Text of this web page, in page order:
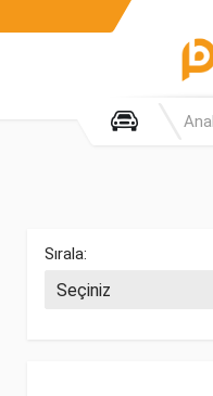
Sırala: